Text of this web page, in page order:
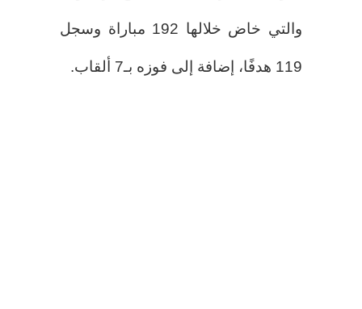
والتي خاض خلالها 192 مباراة وسجل
119 هدفًا، إضافة إلى فوزه بـ7 ألقاب.